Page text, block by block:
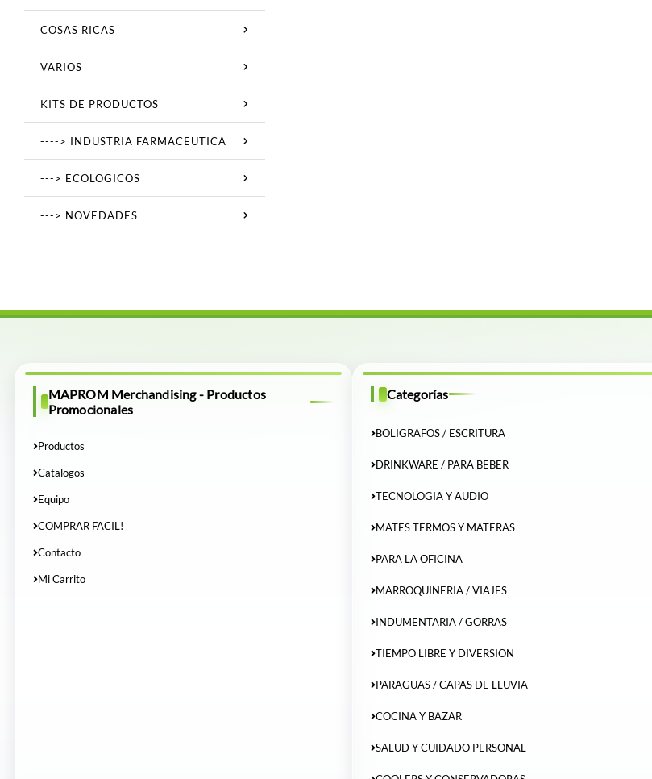
COSAS RICAS
VARIOS
KITS DE PRODUCTOS
----> INDUSTRIA FARMACEUTICA
---> ECOLOGICOS
---> NOVEDADES
MAPROM Merchandising - Productos
Promocionales
Productos
Catalogos
Equipo
COMPRAR FACIL!
Contacto
Mi Carrito
Categorías
BOLIGRAFOS / ESCRITURA
DRINKWARE / PARA BEBER
TECNOLOGIA Y AUDIO
MATES TERMOS Y MATERAS
PARA LA OFICINA
MARROQUINERIA / VIAJES
INDUMENTARIA / GORRAS
TIEMPO LIBRE Y DIVERSION
PARAGUAS / CAPAS DE LLUVIA
COCINA Y BAZAR
SALUD Y CUIDADO PERSONAL